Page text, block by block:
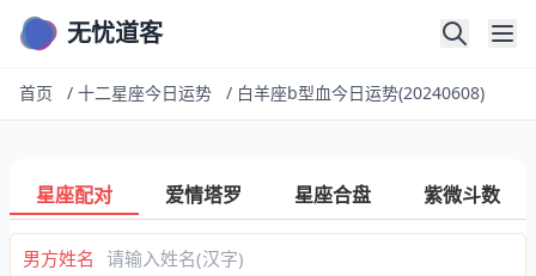
无忧道客
首页 / 十二星座今日运势 / 白羊座b型血今日运势(20240608)
星座配对 爱情塔罗 星座合盘 紫微斗数
男方姓名